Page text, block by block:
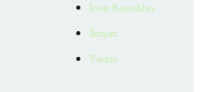
İnsan Kaynakları
İletişim
Yardım